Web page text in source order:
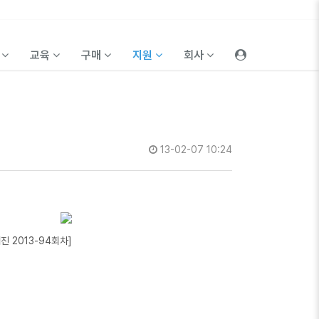
교육 구매 지원 회사
13-02-07 10:24
진 2013-94회차]